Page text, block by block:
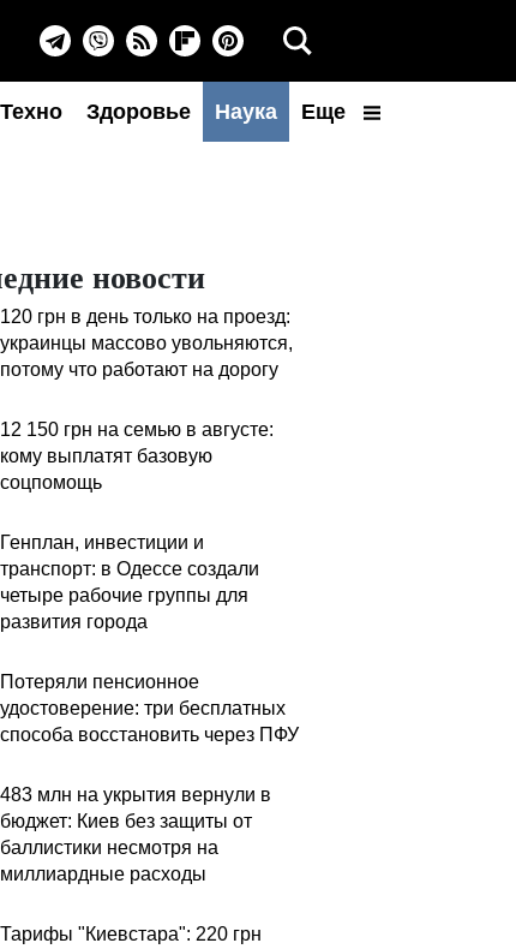
Техно Здоровье Наука Еще
новости
120 грн в день только на проезд:
украинцы массово увольняются,
потому что работают на дорогу
12 150 грн на семью в августе:
кому выплатят базовую
соцпомощь
Генплан, инвестиции и
транспорт: в Одессе создали
четыре рабочие группы для
развития города
Потеряли пенсионное
удостоверение: три бесплатных
способа восстановить через ПФУ
483 млн на укрытия вернули в
бюджет: Киев без защиты от
баллистики несмотря на
миллиардные расходы
Тарифы "Киевстара": 220 грн